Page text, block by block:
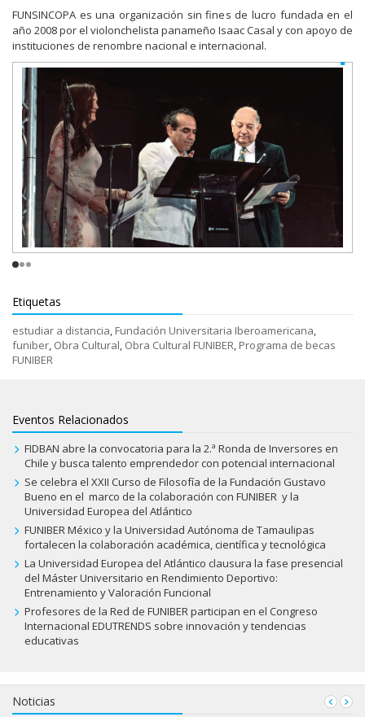
FUNSINCOPA es una organización sin fines de lucro fundada en el
año 2008 por el violonchelista panameño Isaac Casal y con apoyo de
instituciones de renombre nacional e internacional.
Etiquetas
estudiar a distancia, Fundación Universitaria Iberoamericana,
funiber, Obra Cultural, Obra Cultural FUNIBER, Programa de becas
FUNIBER
Eventos Relacionados
FIDBAN abre la convocatoria para la 2.ª Ronda de Inversores en
Chile y busca talento emprendedor con potencial internacional
Se celebra el XXII Curso de Filosofía de la Fundación Gustavo
Bueno en el marco de la colaboración con FUNIBER y la
Universidad Europea del Atlántico
FUNIBER México y la Universidad Autónoma de Tamaulipas
fortalecen la colaboración académica, científica y tecnológica
La Universidad Europea del Atlántico clausura la fase presencial
del Máster Universitario en Rendimiento Deportivo:
Entrenamiento y Valoración Funcional
Profesores de la Red de FUNIBER participan en el Congreso
Internacional EDUTRENDS sobre innovación y tendencias
educativas
Noticias